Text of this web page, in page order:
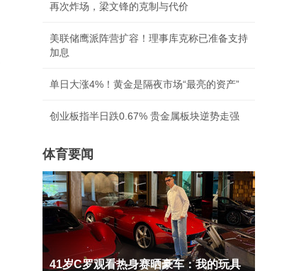
再次炸场，梁文锋的克制与代价
美联储鹰派阵营扩容！理事库克称已准备支持
加息
单日大涨4%！黄金是隔夜市场“最亮的资产”
创业板指半日跌0.67% 贵金属板块逆势走强
体育要闻
41岁C罗观看热身赛晒豪车：我的玩具